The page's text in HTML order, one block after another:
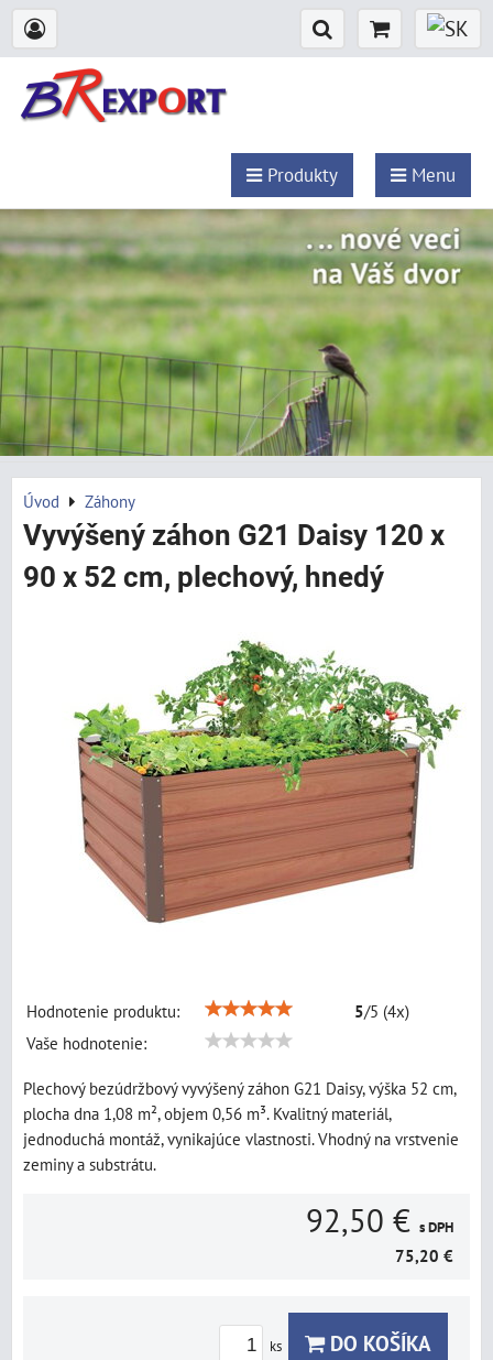
Produkty Menu
Úvod Záhony
Vyvýšený záhon G21 Daisy 120 x
90 x 52 cm, plechový, hnedý
Hodnotenie produktu: 5/5 (4x)
Vaše hodnotenie:
Plechový bezúdržbový vyvýšený záhon G21 Daisy, výška 52 cm,
plocha dna 1,08 m², objem 0,56 m³. Kvalitný materiál,
jednoduchá montáž, vynikajúce vlastnosti. Vhodný na vrstvenie
zeminy a substrátu.
92,50 € s DPH
75,20 €
ks DO KOŠÍKA